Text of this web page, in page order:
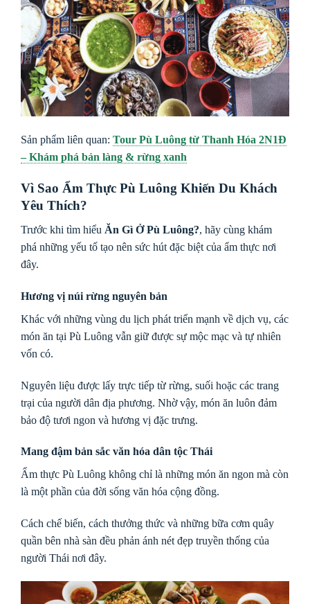
Sản phẩm liên quan: Tour Pù Luông từ Thanh Hóa 2N1Đ
– Khám phá bản làng & rừng xanh
Vì Sao Ẩm Thực Pù Luông Khiến Du Khách
Yêu Thích?
Trước khi tìm hiểu Ăn Gì Ở Pù Luông?, hãy cùng khám
phá những yếu tố tạo nên sức hút đặc biệt của ẩm thực nơi
đây.
Hương vị núi rừng nguyên bản
Khác với những vùng du lịch phát triển mạnh về dịch vụ, các
món ăn tại Pù Luông vẫn giữ được sự mộc mạc và tự nhiên
vốn có.
Nguyên liệu được lấy trực tiếp từ rừng, suối hoặc các trang
trại của người dân địa phương. Nhờ vậy, món ăn luôn đảm
bảo độ tươi ngon và hương vị đặc trưng.
Mang đậm bản sắc văn hóa dân tộc Thái
Ẩm thực Pù Luông không chỉ là những món ăn ngon mà còn
là một phần của đời sống văn hóa cộng đồng.
Cách chế biến, cách thưởng thức và những bữa cơm quây
quần bên nhà sàn đều phản ánh nét đẹp truyền thống của
người Thái nơi đây.